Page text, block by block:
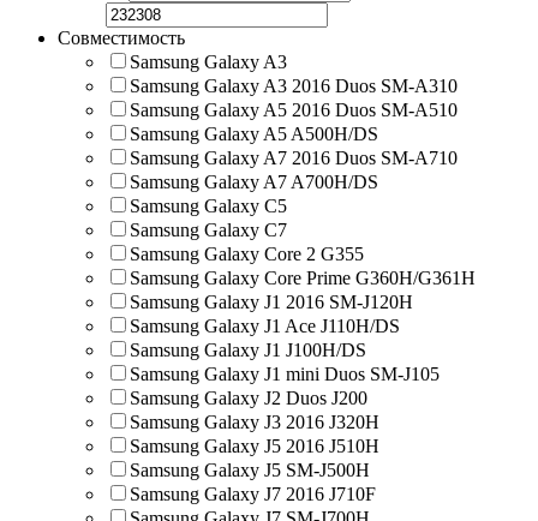
Совместимость
Samsung Galaxy A3
Samsung Galaxy A3 2016 Duos SM-A310
Samsung Galaxy A5 2016 Duos SM-A510
Samsung Galaxy A5 A500H/DS
Samsung Galaxy A7 2016 Duos SM-A710
Samsung Galaxy A7 A700H/DS
Samsung Galaxy C5
Samsung Galaxy C7
Samsung Galaxy Core 2 G355
Samsung Galaxy Core Prime G360H/G361H
Samsung Galaxy J1 2016 SM-J120H
Samsung Galaxy J1 Ace J110H/DS
Samsung Galaxy J1 J100H/DS
Samsung Galaxy J1 mini Duos SM-J105
Samsung Galaxy J2 Duos J200
Samsung Galaxy J3 2016 J320H
Samsung Galaxy J5 2016 J510H
Samsung Galaxy J5 SM-J500H
Samsung Galaxy J7 2016 J710F